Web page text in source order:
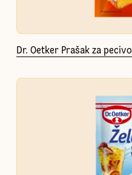
Dr. Oetker Prašak za pecivo